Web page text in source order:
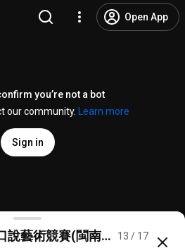
Open App
you’re not a bot
our community.
Learn more
Sign in
南語優等)
說藝術競賽(閩南語)13 / 17